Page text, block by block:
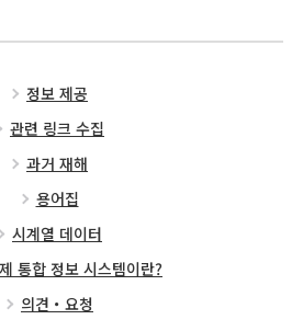
정보 제공
관련 링크 수집
과거 재해
용어집
시계열 데이터
통합 정보 시스템이란?
의견・요청